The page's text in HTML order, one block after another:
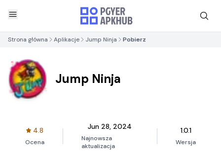
Strona główna Aplikacje Jump Ninja Pobierz
Jump Ninja
4.8
Ocena
Jun 28, 2024
Najnowsza
aktualizacja
1.0.1
Wersja